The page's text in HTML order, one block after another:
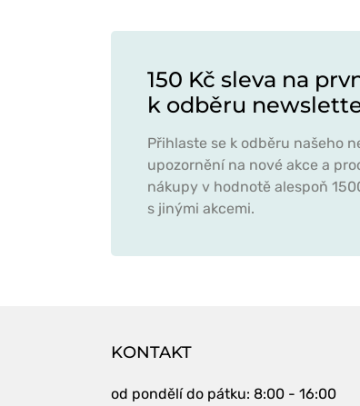
150 Kč sleva na
k odběru
Přihlaste se k odběru našeho
upozornění na nové akce a
nákupy v hodnotě alespoň
s jinými akcemi.
KONTAKT
od pondělí do pátku: 8:00 - 16:00